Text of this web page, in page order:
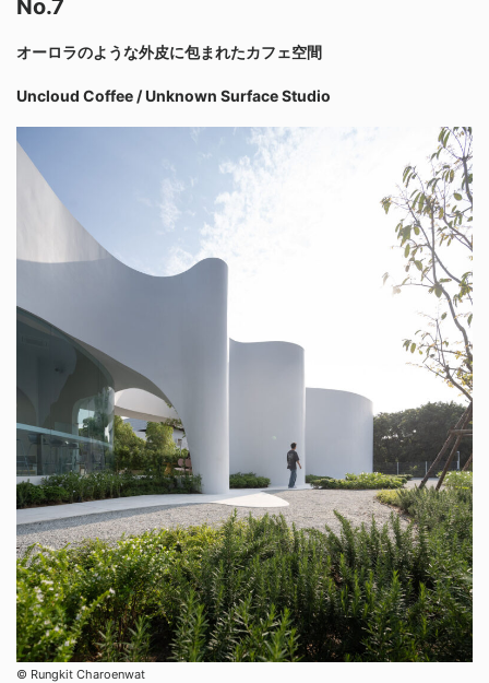
No.7
オーロラのような外皮に包まれたカフェ空間
Uncloud Coffee / Unknown Surface Studio
©︎ Rungkit Charoenwat